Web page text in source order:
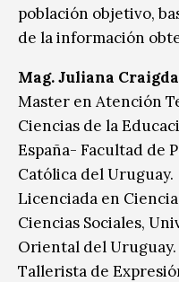
población objetivo,
de la información
Mag. Juliana
Master en Atención
Ciencias de la
España- Facultad de
Católica del Uruguay.
Licenciada en
Ciencias Sociales,
Oriental del Uruguay.
Tallerista de